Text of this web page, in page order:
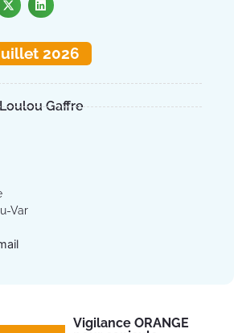
2026
Gaffre
Var
Vigilance ORANGE